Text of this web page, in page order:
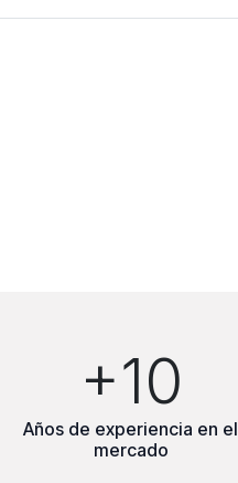
+10
Años de experiencia en el
mercado